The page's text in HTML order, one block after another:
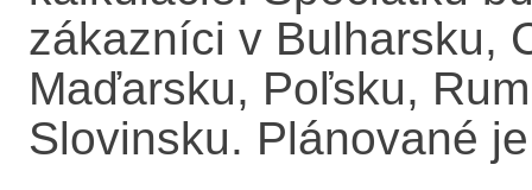
zákazníci v Bulharsku,
Maďarsku, Poľsku,
Slovinsku. Plánované